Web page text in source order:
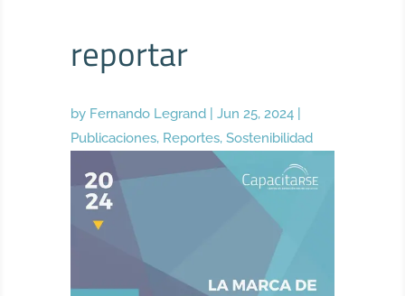
reportar
by Fernando Legrand |Jun 25, 2024
Publicaciones, Reportes,Sostenibilidad